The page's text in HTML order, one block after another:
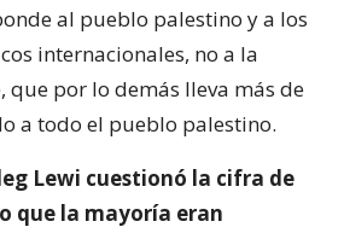
al pueblo palestino y a los
internacionales, no a la
que por lo demás lleva más de
a todo el pueblo palestino.
Lewi cuestionó la cifra de
que la mayoría eran